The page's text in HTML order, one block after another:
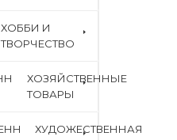
ХОББИ И
ТВОРЧЕСТВО
ХОЗЯЙСТВЕННЫЕ
ТОВАРЫ
ХУДОЖЕСТВЕННАЯ